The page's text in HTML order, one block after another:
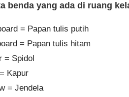
benda yang ada di ruang
= Papan tulis putih
= Papan tulis hitam
= Spidol
Kapur
= Jendela